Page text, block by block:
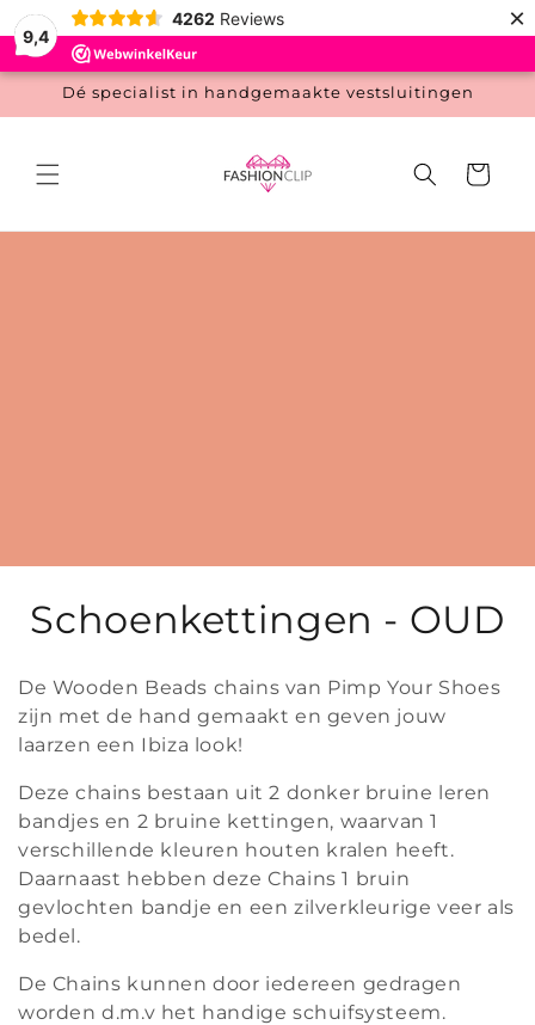
9,4
4262 Reviews ×
naar de
content
Dé specialist in handgemaakte vestsluitingen
C
l
l
e
c
t
i
e
Schoenkettingen - OUD
De Wooden Beads chains van Pimp Your Shoes
zijn met de hand gemaakt en geven jouw
laarzen een Ibiza look!
Deze chains bestaan uit 2 donker bruine leren
bandjes en 2 bruine kettingen, waarvan 1
verschillende kleuren houten kralen heeft.
Daarnaast hebben deze Chains 1 bruin
gevlochten bandje en een zilverkleurige veer als
bedel.
De Chains kunnen door iedereen gedragen
worden d.m.v het handige schuifsysteem.